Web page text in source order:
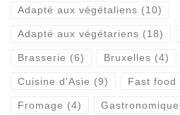
Adapté aux végétaliens (10)
Adapté aux végétariens (18)
Brasserie (6) Bruxelles (4)
Cuisine d'Asie (9) Fast food
Fromage (4) Gastronomique